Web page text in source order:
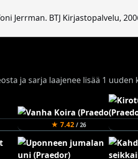
Jerrman. BTJ Kirjastopalvelu,
ja sarja laajenee lisää 1
★ 7.42/ 26